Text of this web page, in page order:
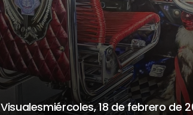
UNA
BUNNY
Visualesmiércoles, 18 de febrero de